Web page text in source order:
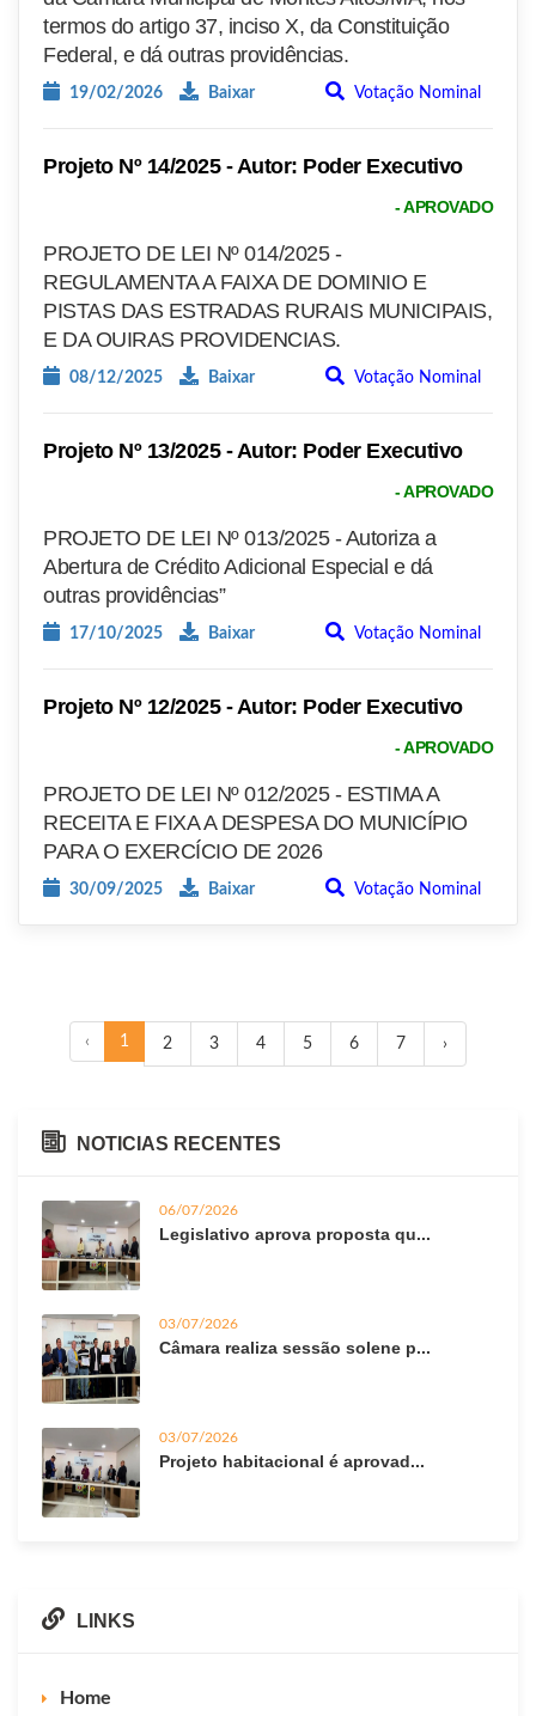
termos do artigo 37, inciso X, da Constituição
Federal, e dá outras providências.
19/02/2026 Baixar Votação Nominal
Projeto Nº 14/2025 - Autor: Poder Executivo
- APROVADO
PROJETO DE LEI Nº 014/2025 -
REGULAMENTA A FAIXA DE DOMINIO E
PISTAS DAS ESTRADAS RURAIS MUNICIPAIS,
E DA OUIRAS PROVIDENCIAS.
08/12/2025 Baixar Votação Nominal
Projeto Nº 13/2025 - Autor: Poder Executivo
- APROVADO
PROJETO DE LEI Nº 013/2025 - Autoriza a
Abertura de Crédito Adicional Especial e dá
outras providências”
17/10/2025 Baixar Votação Nominal
Projeto Nº 12/2025 - Autor: Poder Executivo
- APROVADO
PROJETO DE LEI Nº 012/2025 - ESTIMA A
RECEITA E FIXA A DESPESA DO MUNICÍPIO
PARA O EXERCÍCIO DE 2026
30/09/2025 Baixar Votação Nominal
‹ 1 2 3 4 5 6 7 ›
NOTICIAS RECENTES
06/07/2026
Legislativo aprova proposta qu...
03/07/2026
Câmara realiza sessão solene p...
03/07/2026
Projeto habitacional é aprovad...
LINKS
Home